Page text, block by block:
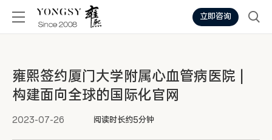
立即咨询
雍熙签约厦门大学附属心血管病医院 |
构建面向全球的国际化官网
2023-07-26 阅读时长约5分钟